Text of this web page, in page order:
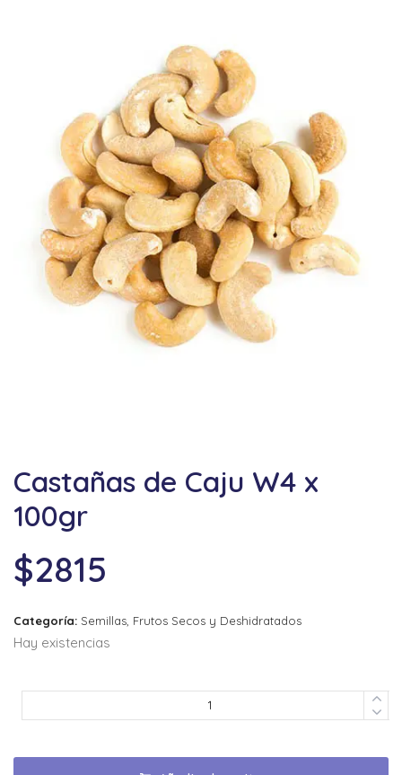
Castañas de Caju W4 x
100gr
$2815
Categoría: Semillas, Frutos Secos y Deshidratados
Hay existencias